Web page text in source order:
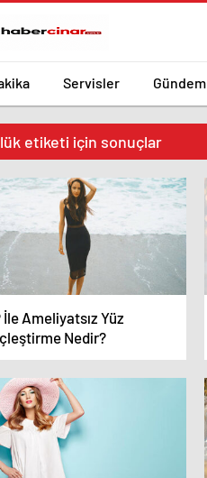
Servisler Gündem
etiketi için sonuçlar
İle Ameliyatsız Yüz
Nedir?